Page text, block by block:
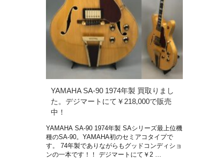
YAMAHA SA-90 1974年製 買取りまし
た。デジマートにて￥218,000で販売
中！
YAMAHA SA-90 1974年製 SAシリーズ最上位機
種のSA-90。YAMAHA初のセミアコタイプで
す。 74年製でありながらもグッドコンディショ
ンの一本です！！ デジマートにて￥2 …